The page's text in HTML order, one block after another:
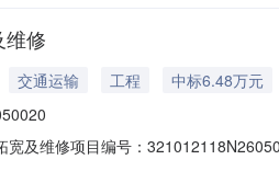
维修
交通运输 工程
中标6.48万元
宽及维修项目编号：